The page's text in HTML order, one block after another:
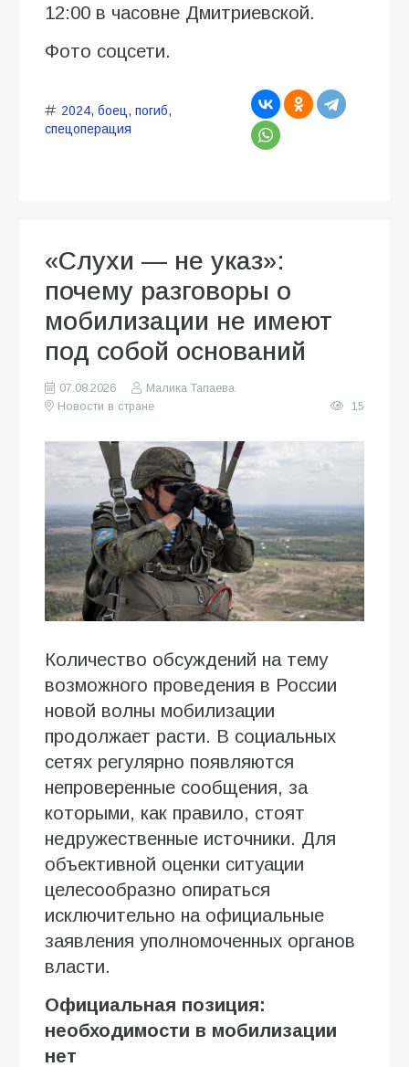
12:00 в часовне Дмитриевской.
Фото соцсети.
2024, боец , погиб,
спецоперация
«Слухи — не указ»:
почему разговоры о
мобилизации не имеют
под собой оснований
07.08.2026
Малика Тапаева
Новости в стране
15
Количество обсуждений на тему
возможного проведения в России
новой волны мобилизации
продолжает расти. В социальных
сетях регулярно появляются
непроверенные сообщения, за
которыми, как правило, стоят
недружественные источники. Для
объективной оценки ситуации
целесообразно опираться
исключительно на официальные
заявления уполномоченных органов
власти.
Официальная позиция:
необходимости в мобилизации
нет